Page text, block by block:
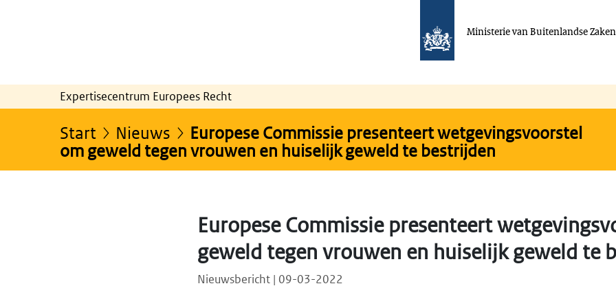
Ministerie van Buitenlandse Zaken
Expertisecentrum Europees Recht
Start Nieuws
Europese Commissie presenteert wetgevingsvoorstel
om geweld tegen vrouwen en huiselijk geweld te bestrijden
Europese Commissie presenteert
geweld tegen vrouwen en huiselijk geweld te
Nieuwsbericht | 09-03-2022